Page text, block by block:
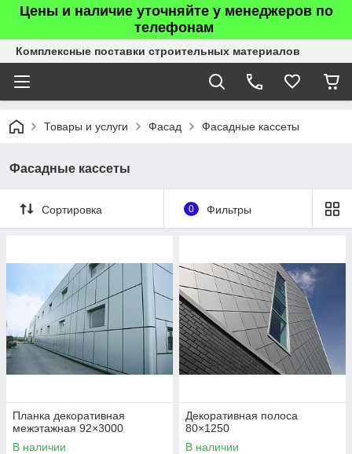
Цены и наличие уточняйте у менеджеров по
телефонам
Комплексные поставки строительных материалов
Товары и услуги Фасад Фасадные кассеты
Фасадные кассеты
Сортировка 0 Фильтры
Планка декоративная
межэтажная 92×3000
В наличии
Декоративная полоса
80×1250
В наличии